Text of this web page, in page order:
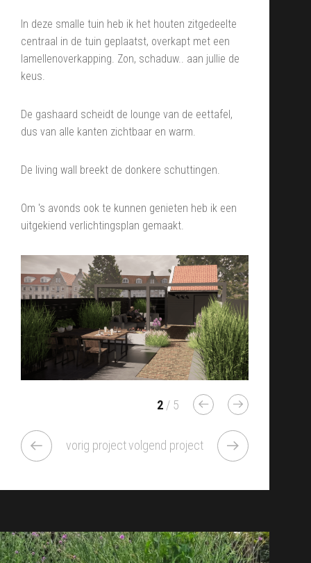
In deze smalle tuin heb ik het houten zitgedeelte
centraal in de tuin geplaatst, overkapt met een
lamellenoverkapping. Zon, schaduw.. aan jullie de
keus.
De gashaard scheidt de lounge van de eettafel,
dus van alle kanten zichtbaar en warm.
De living wall breekt de donkere schuttingen.
Om 's avonds ook te kunnen genieten heb ik een
uitgekiend verlichtingsplan gemaakt.
2 / 5
vorig projectvolgend project